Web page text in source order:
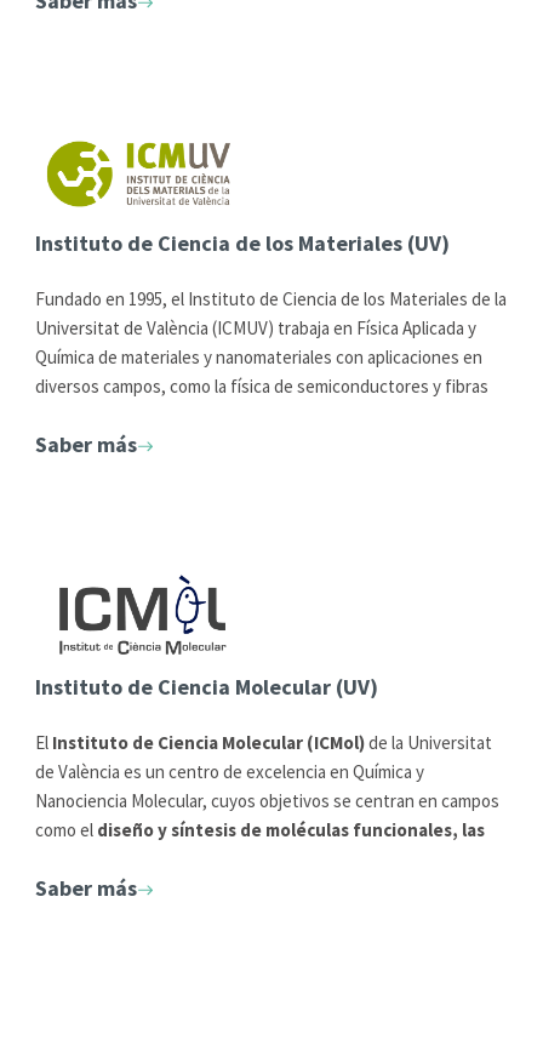
la entomología o la neurobiología comparada, entre otras.
Instituto de Ciencia de los Materiales (UV)
Fundado en 1995, el Instituto de Ciencia de los Materiales de la
Universitat de València (ICMUV) trabaja en Física Aplicada y
Química de materiales y nanomateriales con aplicaciones en
diversos campos, como la física de semiconductores y fibras
Saber más
Instituto de Ciencia Molecular (UV)
El Instituto de Ciencia Molecular (ICMol)de la Universitat
de València es un centro de excelencia en Química y
Nanociencia Molecular, cuyos objetivos se centran en campos
como el diseño y síntesis de moléculas funcionales, las
moleculares con propiedades físicas o químicas de
Saber más